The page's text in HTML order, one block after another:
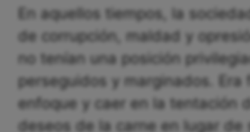
En aquellos tiempos, la
de corrupción, maldad y
no tenían una posición
perseguidos y marginados. Era
enfoque y caer en la tentación
deseos de la carne en lugar de